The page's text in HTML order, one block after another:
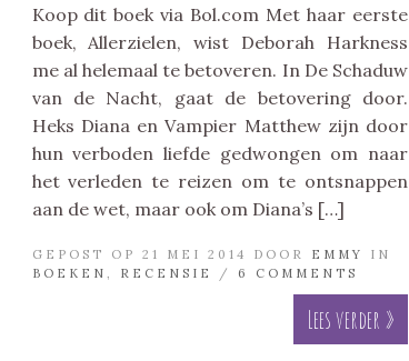
Koop dit boek via Bol.com Met haar eerste
boek, Allerzielen, wist Deborah Harkness
me al helemaal te betoveren. In De Schaduw
van de Nacht, gaat de betovering door.
Heks Diana en Vampier Matthew zijn door
hun verboden liefde gedwongen om naar
het verleden te reizen om te ontsnappen
aan de wet, maar ook om Diana’s […]
GEPOST OP 21 MEI 2014 DOOR EMMY
IN
BOEKEN , RECENSIE / 6 COMMENTS
Lees verder »